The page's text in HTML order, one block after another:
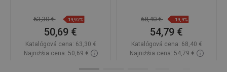
63,30 € -19,92%
50,69 €
Katalógová cena: 63,30 €
Najnižšia cena: 50,69 €
68,40 € -19,9%
54,79 €
Katalógová cena: 68,40 €
Najnižšia cena: 54,79 €